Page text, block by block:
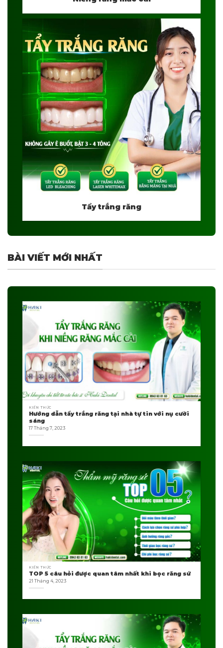
Tẩy trắng răng
BÀI VIẾT MỚI NHẤT
KIẾN THỨC
Hướng dẫn tẩy trắng răng tại nhà tự tin với nụ cười
sáng
17 Tháng 7, 2023
KIẾN THỨC
TOP 5 câu hỏi được quan tâm nhất khi bọc răng sứ
21 Tháng 4, 2023